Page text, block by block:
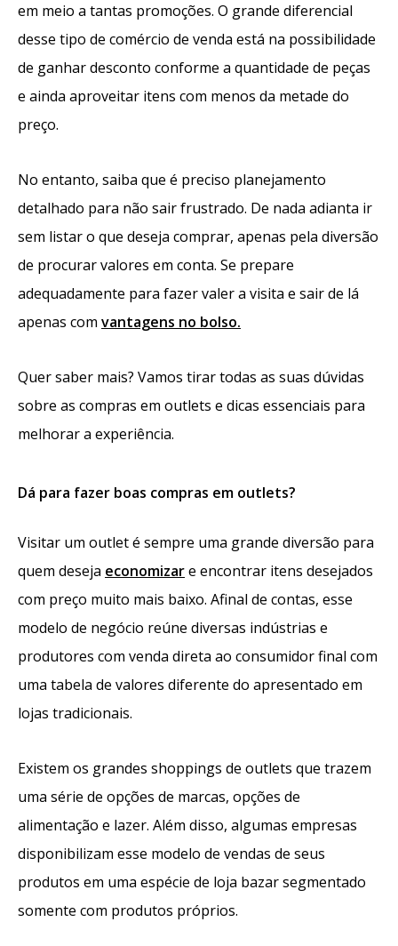
em meio a tantas promoções. O grande diferencial
desse tipo de comércio de venda está na possibilidade
de ganhar desconto conforme a quantidade de peças
e ainda aproveitar itens com menos da metade do
preço.
No entanto, saiba que é preciso planejamento
detalhado para não sair frustrado. De nada adianta ir
sem listar o que deseja comprar, apenas pela diversão
de procurar valores em conta. Se prepare
adequadamente para fazer valer a visita e sair de lá
apenas com vantagens no bolso.
Quer saber mais? Vamos tirar todas as suas dúvidas
sobre as compras em outlets e dicas essenciais para
melhorar a experiência.
Dá para fazer boas compras em outlets?
Visitar um outlet é sempre uma grande diversão para
quem deseja economizare encontrar itens desejados
com preço muito mais baixo. Afinal de contas, esse
modelo de negócio reúne diversas indústrias e
produtores com venda direta ao consumidor final com
uma tabela de valores diferente do apresentado em
lojas tradicionais.
Existem os grandes shoppings de outlets que trazem
uma série de opções de marcas, opções de
alimentação e lazer. Além disso, algumas empresas
disponibilizam esse modelo de vendas de seus
produtos em uma espécie de loja bazar segmentado
somente com produtos próprios.